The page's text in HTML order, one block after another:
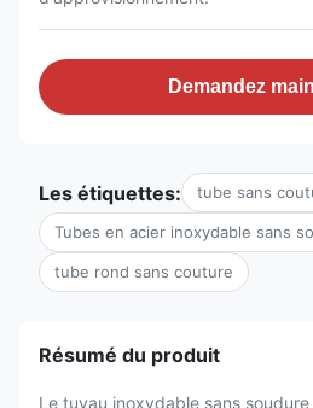
Demandez
Les étiquettes: tube sans
Tubes en acier inoxydable sans
tube rond sans couture
Résumé du produit
Le tuyau inoxydable sans